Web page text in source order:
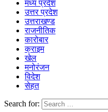
मध्य प्रदेश
उत्तर प्रदेश
उत्तराखण्ड
राजनीतिक
कारोबार
क्राइम
खेल
मनोरंजन
विदेश
सेहत
Search for: